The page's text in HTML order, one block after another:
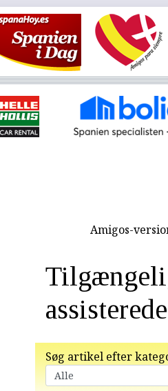
Amigos-
Søg artikel efter